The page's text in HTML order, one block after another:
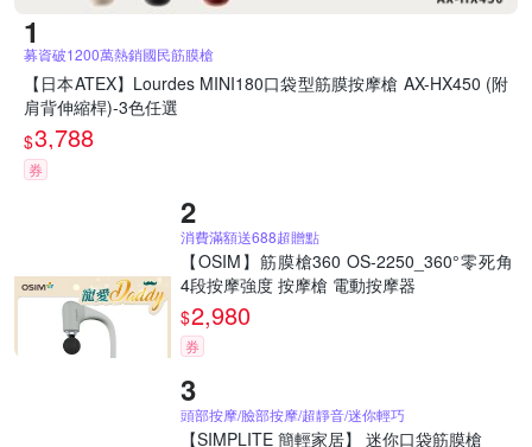
募資破1200萬熱銷國民筋膜槍
【日本ATEX】Lourdes MINI180口袋型筋膜按摩槍 AX-HX450 (附
肩背伸縮桿)-3色任選
$3,788
券
消費滿額送688超贈點
【OSIM】筋膜槍360 OS-2250_360°零死角
4段按摩強度 按摩槍 電動按摩器
$2,980
券
頭部按摩/臉部按摩/超靜音/迷你輕巧
【SIMPLITE 簡輕家居】 迷你口袋筋膜槍